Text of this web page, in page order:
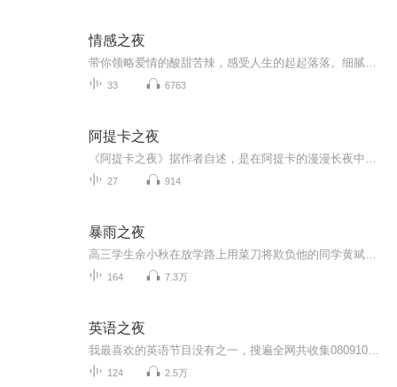
情感之夜
33 6763
阿提卡之夜
27 914
暴雨之夜
164 7.3万
英语之夜
124 2.5万